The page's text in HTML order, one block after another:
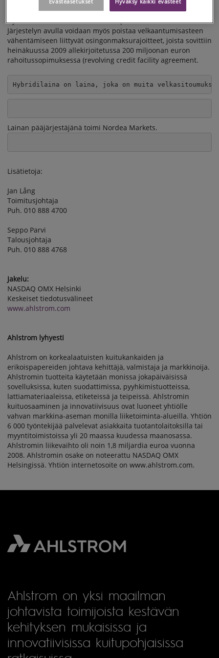
Hybridilaina vahvistaa Ahlstromin pääomarakennetta.
Järjestelyn avulla voidaan myös poistaa velkaantumisasteen
vähentämiseen liittyvät osingonmaksurajoitteet, joista sovittiin
heinäkuussa 2009 allekirjoitetussa 200 miljoonan euron
rahoitussopimuksessa (revolving credit facility agreement.
Hybridilaina on laina, joka on muita
Lainan pääjärjestäjänä toimi Nordea Markets.
Lisätietoja:
Jan Lång
Toimitusjohtaja
Puh. 010 888 4700
Seppo Parvi
Talousjohtaja
Puh. 010 888 4768
Jakelu:
NASDAQ OMX Helsinki
Keskeiset tiedotusvälineet
www.ahlstrom.com
Ahlstrom lyhyesti
Ahlstrom on korkealaatuisten kuitukankaiden ja
erikoispapereiden johtava kehittäjä, valmistaja ja markkinoija.
Ahlstromin tuotteita käytetään monissa jokapäiväisissä
sovelluksissa, kuten suodattimissa, pyyhkimistuotteissa,
lattiamateriaaleissa, etiketeissä ja teipeissä. Ahlstromin
kuituosaaminen ja innovatiivisuus ovat luoneet yhtiölle
vahvan markkina-aseman monilla liiketoiminta-alueilla. Yhtiön
6 000 työntekijää palvelevat asiakkaita tuotantolaitoksilla tai
myyntitoimistoissa yli 20 maassa kuudessa maanosassa.
Ahlstromin liikevaihto oli noin 1,8 miljardia euroa vuonna
2008. Ahlstromin osake on noteerattu NASDAQ OMX
Helsingissä. Yhtiön internetosoite on www.ahlstrom.com.
Ahlstrom on yksi maailman
johtavista toimijoista kestävän
kehityksen mukaisissa ja
innovatiivisissa kuitupohjaisissa